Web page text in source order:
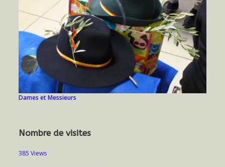
Dames et Messieurs
Nombre de visites
385 Views